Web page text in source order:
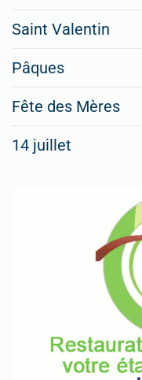
Saint Valentin
Pâques
Fête des Mères
14 juillet